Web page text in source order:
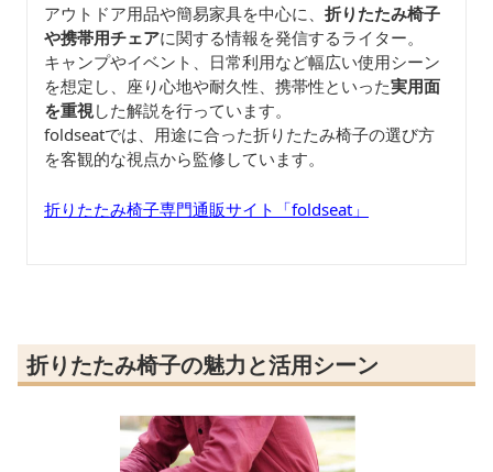
アウトドア用品や簡易家具を中心に、 折りたたみ椅子
や携帯用チェアに関する情報を発信するライター。
キャンプやイベント、日常利用など幅広い使用シーン
を想定し、座り心地や耐久性、携帯性といった実用面
を重視した解説を行っています。
foldseatでは、用途に合った折りたたみ椅子の選び方
を客観的な視点から監修しています。
折りたたみ椅子専門通販サイト「foldseat」
折りたたみ椅子の魅力と活用シーン